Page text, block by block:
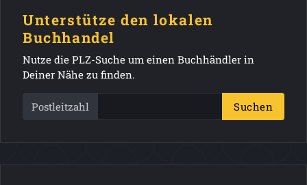
Unterstütze den lokalen
Buchhandel
Nutze die PLZ-Suche um einen Buchhändler in
Deiner Nähe zu finden.
Postleitzahl Suchen